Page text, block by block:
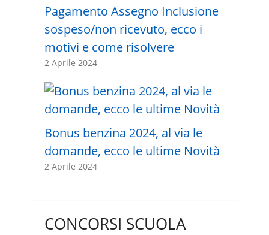
Pagamento Assegno Inclusione
sospeso/non ricevuto, ecco i
motivi e come risolvere
2 Aprile 2024
Bonus benzina 2024, al via le
domande, ecco le ultime Novità
2 Aprile 2024
CONCORSI SCUOLA